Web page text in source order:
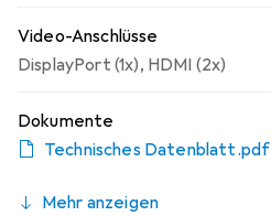
Video-Anschlüsse
DisplayPort (1x), HDMI (2x)
Dokumente
Technisches Datenblatt.pdf
Mehr anzeigen